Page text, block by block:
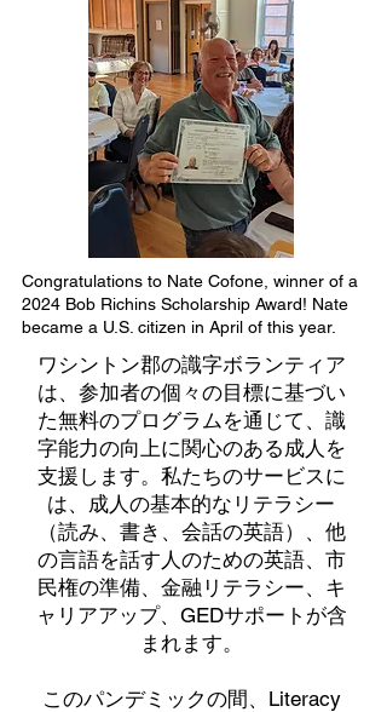
Congratulations to Nate Cofone, winner of a
2024 Bob Richins Scholarship Award! Nate
became a U.S. citizen in April of this year.
ワシントン郡の識字ボランティア
は、参加者の個々の目標に基づい
た無料のプログラムを通じて、識
字能力の向上に関心のある成人を
支援します。私たちのサービスに
は、成人の基本的なリテラシー
（読み、書き、会話の英語）、他
の言語を話す人のための英語、市
民権の準備、金融リテラシー、キ
ャリアアップ、GEDサポートが含
まれます。
このパンデミックの間、Literacy